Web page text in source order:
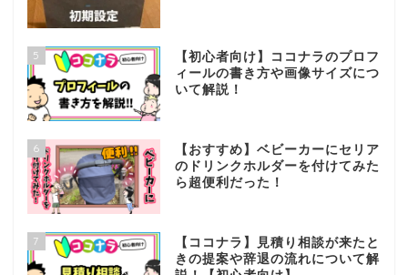
5
【初心者向け】ココナラのプロフ
ィールの書き方や画像サイズにつ
いて解説！
6
【おすすめ】ベビーカーにセリア
のドリンクホルダーを付けてみた
ら超便利だった！
7
【ココナラ】見積り相談が来たと
きの提案や辞退の流れについて解